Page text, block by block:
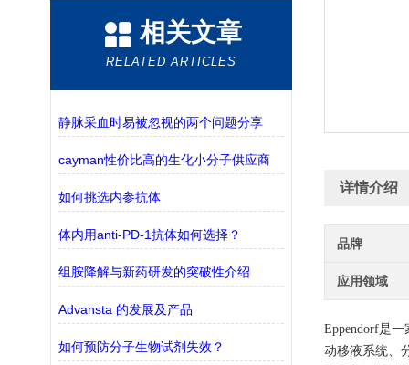
相关文章
RELATED ARTICLES
静脉采血时易被忽视的两个问题分享
cayman性价比高的生化小分子供应商
如何挑选内参抗体
体内用anti-PD-1抗体如何选择？
组胺降解与新药研发的突破性介绍
Advansta 的发展及产品
如何预防分子生物试剂失效？
详情介绍
品牌
应用领域
Eppendorf是
动移液系统、